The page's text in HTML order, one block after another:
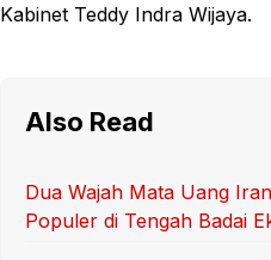
Kabinet Teddy Indra Wijaya.
Also Read
Dua Wajah Mata Uang
Populer di Tengah Badai